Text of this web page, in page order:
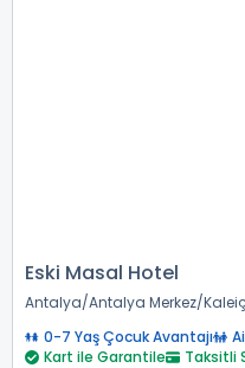
Eski Masal Hotel
Antalya Antalya Merkez
0-7 Yaş Çocuk Avantajı
Kart ile Garantile
Taksitli